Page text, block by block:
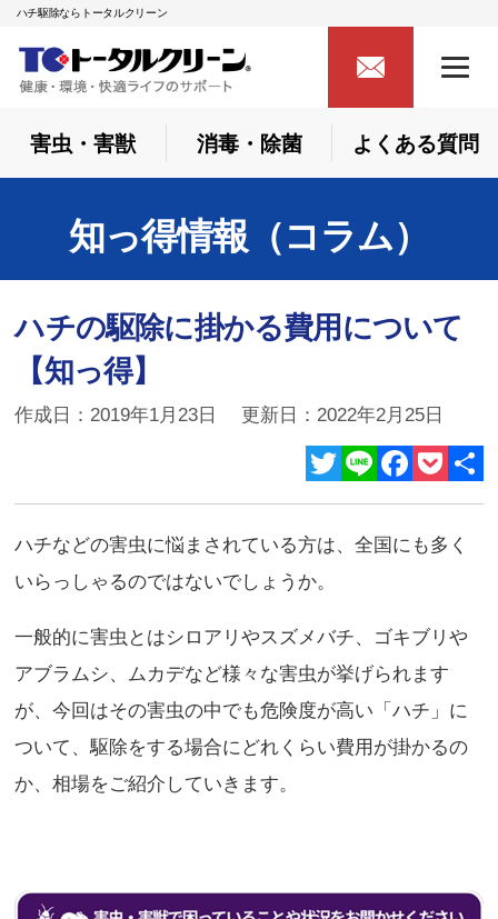
ハチ駆除ならトータルクリーン
害虫・害獣 消毒・除菌 よくある質問
知っ得情報（コラム）
ハチの駆除に掛かる費用について
【知っ得】
作成日：2019年1月23日 更新日：2022年2月25日
有
ハチなどの害虫に悩まされている方は、全国にも多く
いらっしゃるのではないでしょうか。
一般的に害虫とはシロアリやスズメバチ、ゴキブリや
アブラムシ、ムカデなど様々な害虫が挙げられます
が、今回はその害虫の中でも危険度が高い「ハチ」に
ついて、駆除をする場合にどれくらい費用が掛かるの
か、相場をご紹介していきます。